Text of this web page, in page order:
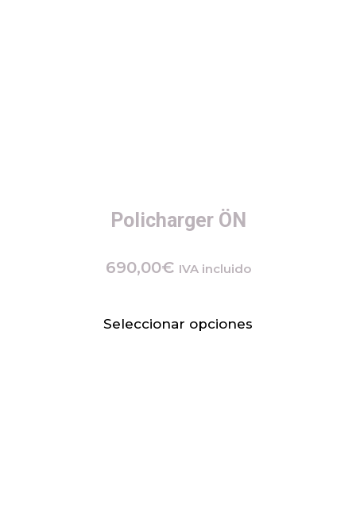
Policharger ÖN
690,00€ IVA incluido
Seleccionar opciones